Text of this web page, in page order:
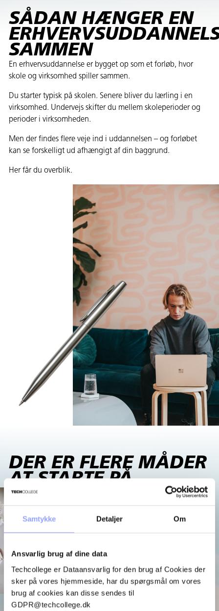
Samtykke Detaljer Om
Ansvarlig brug af dine data
Techcollege er Dataansvarlig for den brug af Cookies der
sker på vores hjemmeside, har du spørgsmål om vores
brug af cookies kan disse sendes til
GDPR@techcollege.dk
SÅDAN HÆNGER EN
SAMMEN
En erhvervsuddannelse er bygget op som et forløb, hvor
skole og virksomhed spiller sammen.
Du starter typisk på skolen. Senere bliver du lærling i en
virksomhed. Undervejs skifter du mellem skoleperioder og
perioder i virksomheden.
Men der findes flere veje ind i uddannelsen – og forløbet
kan se forskelligt ud afhængigt af din baggrund.
Her får du overblik.
DER ER FLERE MÅDER
AT STARTE PÅ